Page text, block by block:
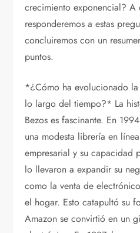
crecimiento exponencial? A
responderemos a estas
concluiremos con un
puntos.
*¿Cómo ha evolucionado la
lo largo del tiempo?* La
Bezos es fascinante. En
una modesta librería en
empresarial y su capacidad
lo llevaron a expandir su
como la venta de
el hogar. Esto catapultó su
Amazon se convirtió en un